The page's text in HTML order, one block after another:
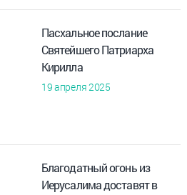
Пасхальное послание
Святейшего Патриарха
Кирилла
19 апреля 2025
Благодатный огонь из
Иерусалима доставят в